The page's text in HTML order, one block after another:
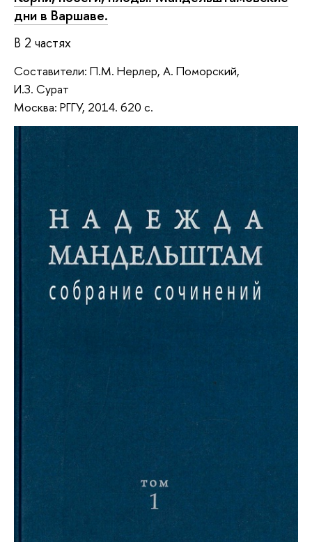
дни в Варшаве.
В 2 частях
Составители: П.М. Нерлер, А. Поморский,
И.З. Сурат
Москва: РГГУ, 2014. 620 с.